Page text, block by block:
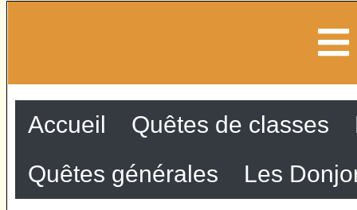
Accueil Quêtes de classes
Quêtes générales
Les